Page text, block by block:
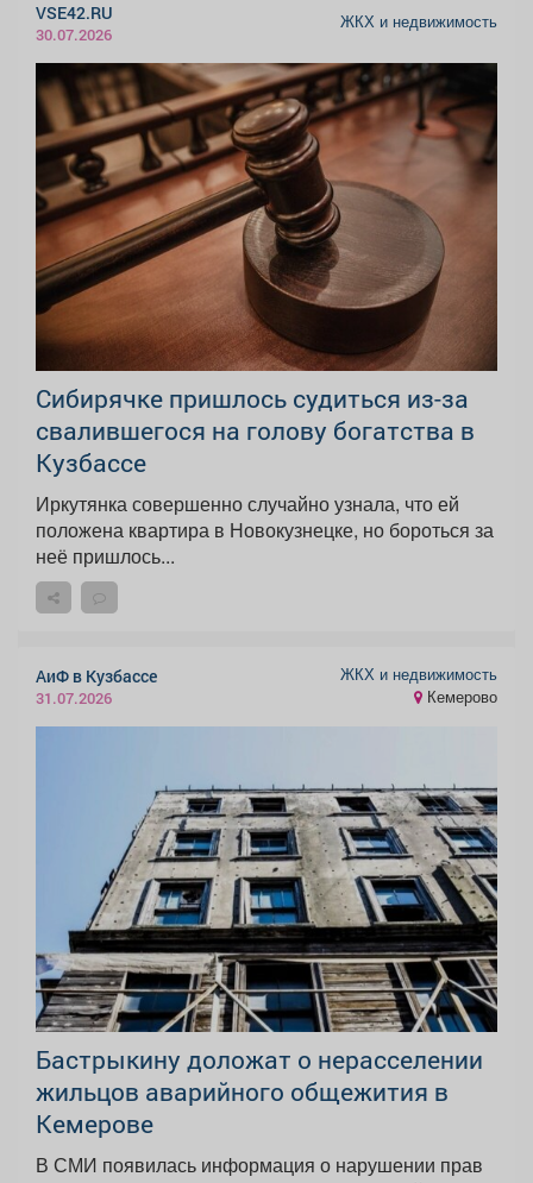
VSE42.RU
30.07.2026
ЖКХ и недвижимость
Сибирячке пришлось судиться из-за
свалившегося на голову богатства в
Кузбассе
Иркутянка совершенно случайно узнала, что ей
положена квартира в Новокузнецке, но бороться за
неё пришлось...
АиФ в Кузбассе
31.07.2026
ЖКХ и недвижимость
Кемерово
Бастрыкину доложат о нерасселении
жильцов аварийного общежития в
Кемерове
В СМИ появилась информация о нарушении прав